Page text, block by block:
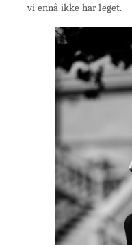
vi ennå ikke har leget.